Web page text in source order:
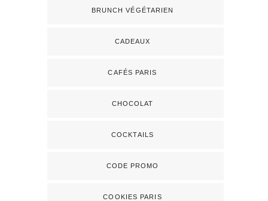
BRUNCH VÉGÉTARIEN
CADEAUX
CAFÉS PARIS
CHOCOLAT
COCKTAILS
CODE PROMO
COOKIES PARIS